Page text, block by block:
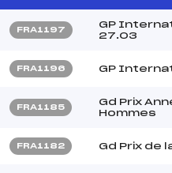
FRA1197
GP
27.03
FRA1196 GP
FRA1185
Gd Prix
Hommes
FRA1182 Gd Prix de